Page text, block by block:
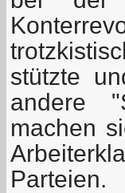
stützte
andere
machen
Parteien.